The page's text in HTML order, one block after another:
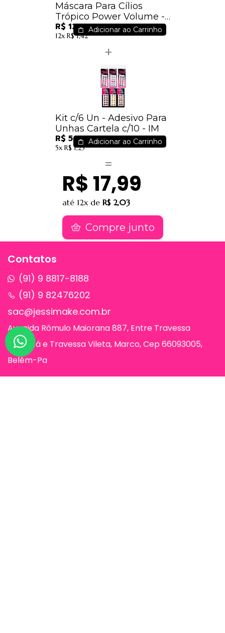
Máscara Para Cílios
Trópico Power Volume -
Ruby Rose - HB501
R$ 12,59
12x R$ 1,42
Adicionar ao Carrinho
Kit c/6 Un - Adesivo Para
Unhas Cartela c/10 - IM
R$ 5,40
5x R$ 1,25
Adicionar ao Carrinho
R$ 17,99
até 12x de R$ 2,03
Compre junto
Contatos
(91) 9 8817-8188
(91) 9 82476202
sac@jessimake.com.br
Avenida Rômulo Maiorana 887, Entre Travessa
Humaitá e Travessa Vileta, Marco, Cep 66093005,
Belém-Pa